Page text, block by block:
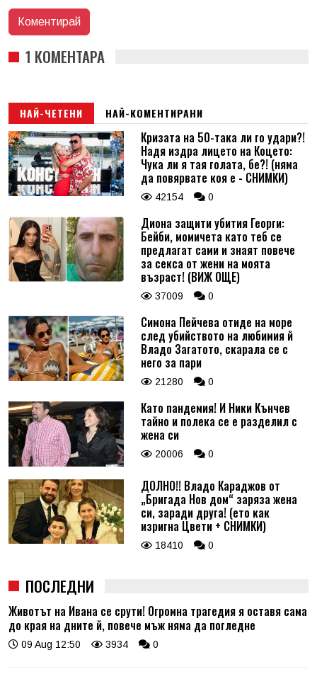
1 КОМЕНТАРА
НАЙ-ЧЕТЕНИ НАЙ-КОМЕНТИРАНИ
Кризата на 50-така ли го удари?!
Надя издра лицето на Коцето:
Чука ли я тая голата, бе?! (няма
да повярвате коя е - СНИМКИ)
42154 0
Диона защити убития Георги:
Бейби, момичета като теб се
предлагат сами и знаят повече
за секса от жени на моята
възраст! (ВИЖ ОЩЕ)
37009 0
Симона Пейчева отиде на море
след убийството на любимия й
Владо Загатото, скарала се с
него за пари
21280 0
Като пандемия! И Ники Кънчев
тайно и полека се е разделил с
жена си
20006 0
ДОЛНО!! Владо Караджов от
„Бригада Нов дом“ заряза жена
си, заради друга! (ето как
изригна Цвети + СНИМКИ)
18410 0
ПОСЛЕДНИ
Животът на Ивана се срути! Огромна трагедия я оставя сама
до края на дните й, повече мъж няма да погледне
09 Aug 12:50 3934 0